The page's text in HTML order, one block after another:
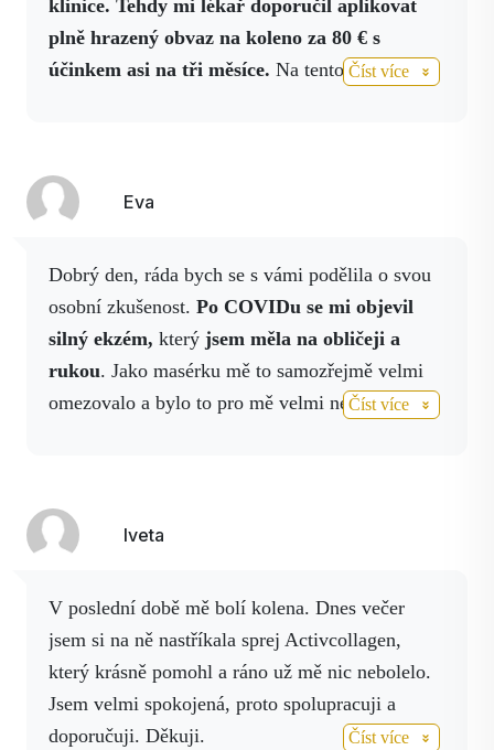
klinice. Tehdy mi lékař doporučil aplikovat
plně hrazený obvaz na koleno za 80 € s
účinkem asi na tři měsíce. Na tentopřípravek
těchto sprejů, které jsem si nastříkal, mě koleno
doporučuji a pracuji s nimi.
Číst více
Eva
Dobrý den, ráda bych se s vámi podělila o svou
osobní zkušenost. Po COVIDu se mi objevil
silný ekzém, který jsem měla na obličeji a
rukou. Jako masérku mě to samozřejmě velmi
omezovalo a bylo to pro mě velmi nepříjemné.
dělat, protože nemizel. Po krátké době to
foto před a po. Děkuji Activstaru za tak úžasné
výrobky. Rozhodla jsem se tuto myšlenku šířit
dál, vždyť když to pomohlo mně, ráda pomůžu i
Číst více
Iveta
V poslední době mě bolí kolena. Dnes večer
jsem si na ně nastříkala sprej Activcollagen,
který krásně pomohl a ráno už mě nic nebolelo.
Jsem velmi spokojená, proto spolupracuji a
doporučuji. Děkuji.
Číst více